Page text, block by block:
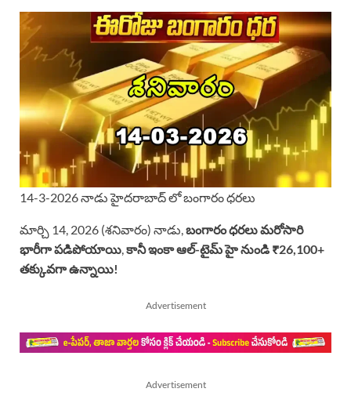
14-3-2026 నాడు హైదరాబాద్ లో బంగారం ధరలు
మార్చి 14, 2026 (శనివారం) నాడు,బంగారం ధరలు మరోసారి
భారీగా పడిపోయాయి,కానీ ఇంకా ఆల్-టైమ్ హై నుండి ₹26,100+
తక్కువగా ఉన్నాయి!
Advertisement
Advertisement